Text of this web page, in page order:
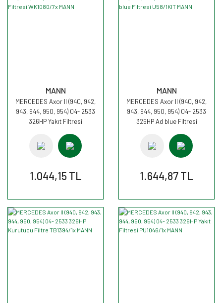
MANN
MERCEDES Axor II (940, 942,
943, 944, 950, 954) 04- 2533
326HP Yakıt Filtresi
1.044,15 TL
MANN
MERCEDES Axor II (940, 942,
943, 944, 950, 954) 04- 2533
326HP Ad blue Filtresi
1.644,87 TL